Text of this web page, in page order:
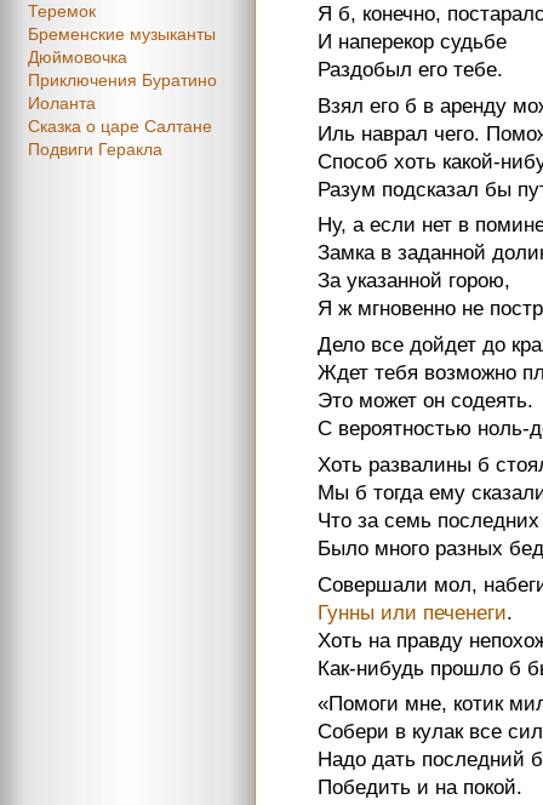
Я б, конечно,
И наперекор судьбе
Раздобыл его тебе.
Взял его б в аренду
Иль наврал чего.
Способ хоть какой-
Разум подсказал бы
Ну, а если нет в
Замка в заданной
За указанной горою,
Я ж мгновенно не
Дело все дойдет до
Ждет тебя возможно
Это может он содеять.
С вероятностью ноль-
Хоть развалины б
Мы б тогда ему
Что за семь последних
Было много разных
Совершали мол,
Гунны или печенеги.
Хоть на правду
Как-нибудь прошло б
«Помоги мне, котик
Собери в кулак все
Надо дать последний
Победить и на покой.
Теремок
Бременские музыканты
Дюймовочка
Приключения Буратино
Иоланта
Сказка о царе Салтане
Подвиги Геракла